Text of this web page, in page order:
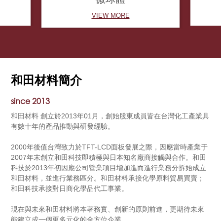
VIEW MORE
和田材料簡介
since 2013
和田材料 創立於2013年01月，創始股東成員皆在台灣化工產業具
有數十年的產品推動與研發經驗。
2000年後值台灣致力於TFT-LCD面板發展之際，因應當時產業于
2007年末創立和田科技即積極與日本知名廠商接觸與合作。和田
科技於2013年初因應公司營業項目增加進而進行業務分拆始成立
和田材料，並進行業務區分。和田材料承接化學原料貿易買賣；
和田科技承接對日商化學品代工事業。
現在與未來和田材料將本著務實、創新的原則前進，更期待未來